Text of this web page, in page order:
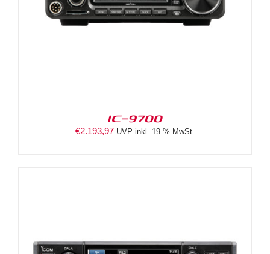
IC-9700
€2.193,97 UVP inkl. 19 % MwSt.